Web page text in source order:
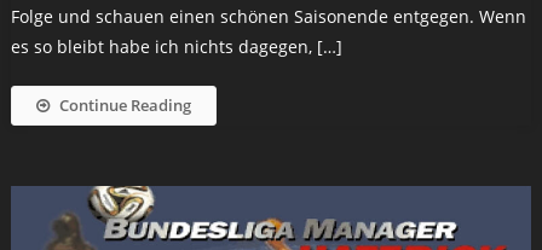
Folge und schauen einen schönen Saisonende entgegen. Wenn
es so bleibt habe ich nichts dagegen, […]
Continue Reading